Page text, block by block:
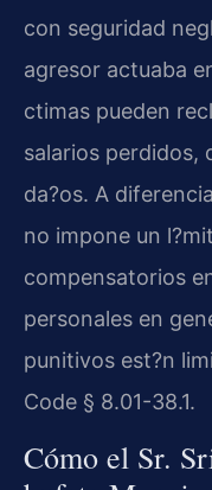
con seguridad
agresor actuaba
ctimas pueden
salarios perdidos,
da?os. A
no impone un
compensatorios
personales en
punitivos est?n
Code § 8.01-38.1.
Cómo el Sr.